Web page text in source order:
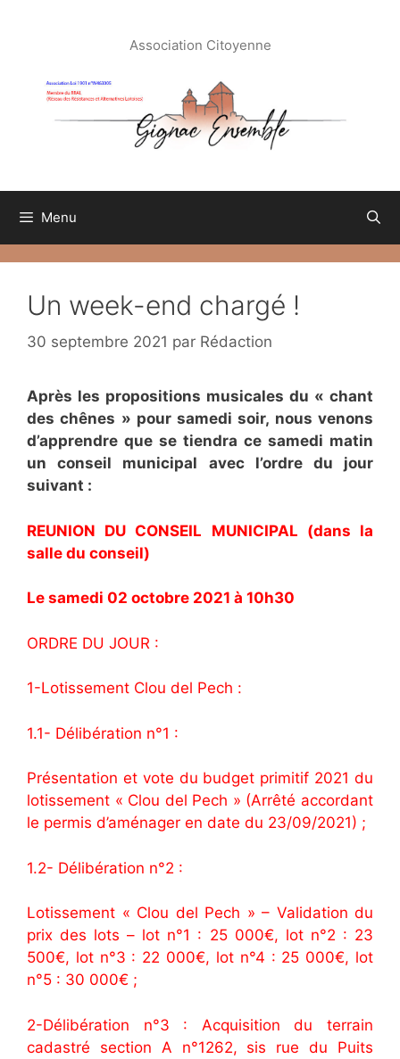
Association Citoyenne
Menu
Un week-end chargé !
30 septembre 2021 par Rédaction
Après les propositions musicales du « chant
des chênes » pour samedi soir, nous venons
d’apprendre que se tiendra ce samedi matin
un conseil municipal avec l’ordre du jour
suivant :
REUNION DU CONSEIL MUNICIPAL (dans la
salle du conseil)
Le samedi 02 octobre 2021 à 10h30
ORDRE DU JOUR :
1-Lotissement Clou del Pech :
1.1- Délibération n°1 :
Présentation et vote du budget primitif 2021 du
lotissement « Clou del Pech » (Arrêté accordant
le permis d’aménager en date du 23/09/2021) ;
1.2- Délibération n°2 :
Lotissement « Clou del Pech » – Validation du
prix des lots – lot n°1 : 25 000€, lot n°2 : 23
500€, lot n°3 : 22 000€, lot n°4 : 25 000€, lot
n°5 : 30 000€ ;
2-Délibération n°3 : Acquisition du terrain
cadastré section A n°1262, sis rue du Puits